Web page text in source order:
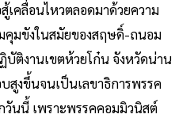
คลื่อนไหวตลอดมาด้วยความ
คุมขังในสมัยของสฤษดิ์-ถนอม
บัติงานเขตห้วยโก๋น จังหวัดน่าน
งขึ้นจนเป็นเลขาธิการพรรค
นนี้ เพราะพรรคคอมมิวนิสต์